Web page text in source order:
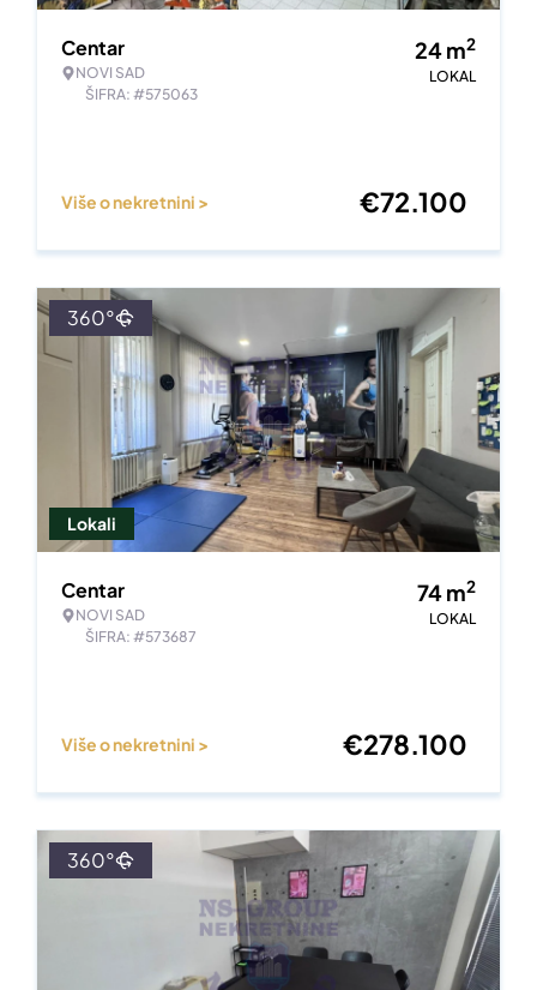
Centar
NOVI SAD
ŠIFRA: #575063
24m2
LOKAL
Više o nekretnini > €72.100
Lokali
360°
Centar
NOVI SAD
ŠIFRA: #573687
74m2
LOKAL
Više o nekretnini > €278.100
360°